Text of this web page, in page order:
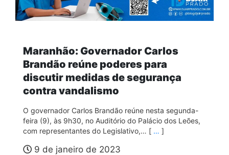
Maranhão: Governador Carlos
Brandão reúne poderes para
discutir medidas de segurança
contra vandalismo
O governador Carlos Brandão reúne nesta segunda-
feira (9), às 9h30, no Auditório do Palácio dos Leões,
com representantes do Legislativo,… [ … ]
9 de janeiro de 2023